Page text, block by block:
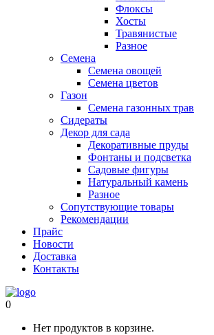
Флоксы
Хосты
Травянистые
Разное
Семена
Семена овощей
Семена цветов
Газон
Семена газонных трав
Сидераты
Декор для сада
Декоративные пруды
Фонтаны и подсветка
Садовые фигуры
Натуральный камень
Разное
Сопутствующие товары
Рекомендации
Прайс
Новости
Доставка
Контакты
0
Нет продуктов в корзине.